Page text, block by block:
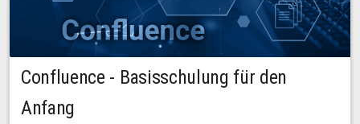
Confluence - Basisschulung für den
Anfang